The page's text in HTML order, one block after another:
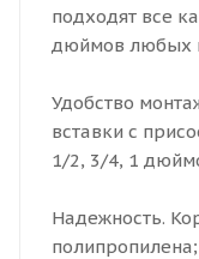
подходят все
дюймов любых
Удобство
вставки с
1/2, 3/4, 1
Надежность.
полипропилена;